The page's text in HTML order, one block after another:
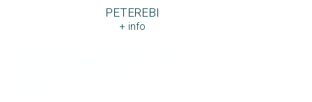
PETEREBI
+ info